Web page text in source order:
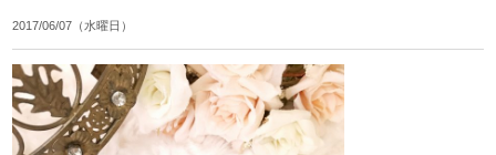
2017/06/07（水曜日）
お手入れ大辞典
モニター企画
お客様写真館